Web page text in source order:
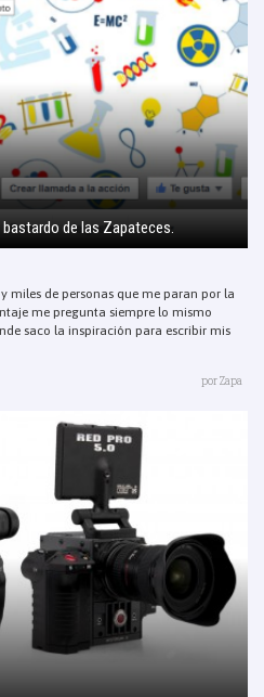
de las Zapateces.
miles de personas que me paran por la
me pregunta siempre lo mismo
saco la inspiración para escribir mis
porZapa